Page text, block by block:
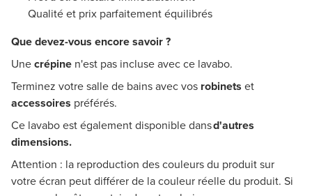
Qualité et prix parfaitement équilibrés
Que devez-vous encore savoir ?
Unecrépine n'est pas incluse avec ce lavabo.
Terminez votre salle de bains avec vos robinets et
accessoires préférés.
Ce lavabo est également disponible dansd'autres
dimensions.
Attention : la reproduction des couleurs du produit sur
votre écran peut différer de la couleur réelle du produit. Si